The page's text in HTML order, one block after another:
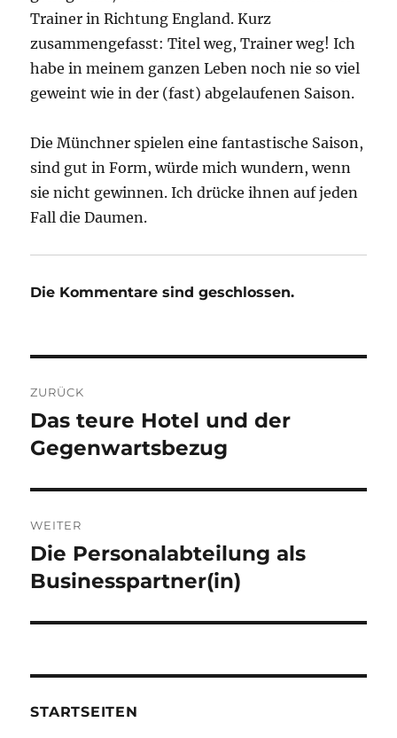
Trainer in Richtung England. Kurz
zusammengefasst: Titel weg, Trainer weg! Ich
habe in meinem ganzen Leben noch nie so viel
geweint wie in der (fast) abgelaufenen Saison.
Die Münchner spielen eine fantastische Saison,
sind gut in Form, würde mich wundern, wenn
sie nicht gewinnen. Ich drücke ihnen auf jeden
Fall die Daumen.
Die Kommentare sind geschlossen.
ZURÜCK
Vorheriger
Beitrag:
Das teure Hotel und der
Gegenwartsbezug
WEITER
Nächster
Beitrag:
Die Personalabteilung als
Businesspartner(in)
STARTSEITEN